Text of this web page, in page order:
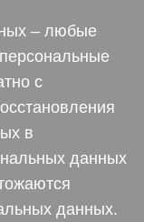
– любые
с
в
данных
данных.